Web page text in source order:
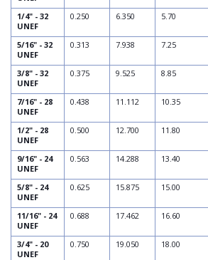
1/4" - 32
UNEF
0.250 6.350 5.70
5/16" - 32
UNEF
0.313 7.938 7.25
3/8" - 32
UNEF
0.375 9.525 8.85
7/16" - 28
UNEF
0.438 11.112 10.35
1/2" - 28
UNEF
0.500 12.700 11.80
9/16" - 24
UNEF
0.563 14.288 13.40
5/8" - 24
UNEF
0.625 15.875 15.00
11/16" - 24
UNEF
0.688 17.462 16.60
3/4" - 20
UNEF
0.750 19.050 18.00